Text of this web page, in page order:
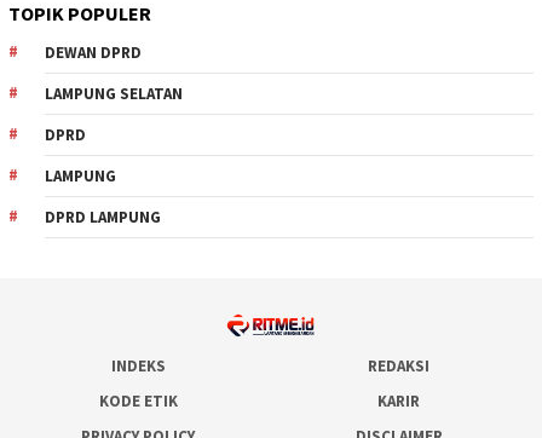
TOPIK POPULER
DEWAN DPRD
LAMPUNG SELATAN
DPRD
LAMPUNG
DPRD LAMPUNG
INDEKS
REDAKSI
KODE ETIK
KARIR